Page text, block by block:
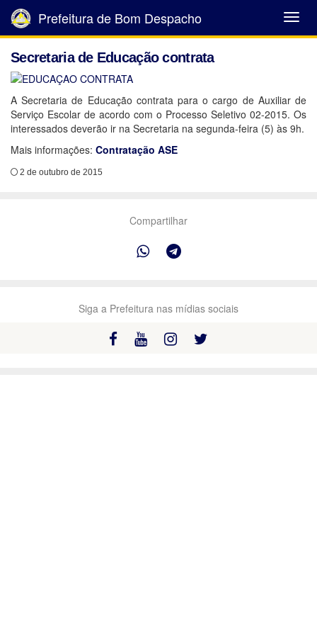
Abrir
Menu
Prefeitura de Bom Despacho
Secretaria de Educação contrata
A Secretaria de Educação contrata para o cargo de Auxiliar de
Serviço Escolar de acordo com o Processo Seletivo 02-2015. Os
interessados deverão ir na Secretaria na segunda-feira (5) às 9h.
Mais informações: Contratação ASE
2 de outubro de 2015
Compartilhar
Siga a Prefeitura nas mídias sociais